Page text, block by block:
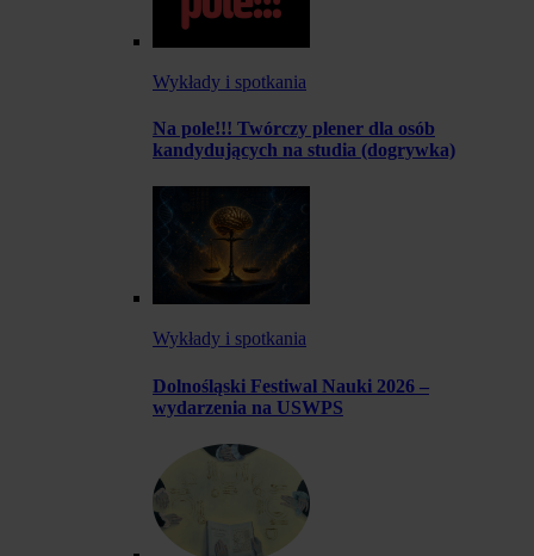
Wykłady i spotkania
Na pole!!! Twórczy plener dla osób
kandydujących na studia (dogrywka)
Wykłady i spotkania
Dolnośląski Festiwal Nauki 2026 –
wydarzenia na USWPS